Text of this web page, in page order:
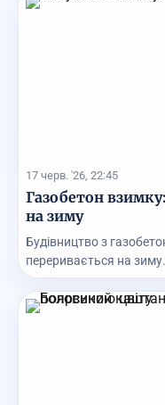
17 черв. '26, 22:45
Газобетон
на зиму
Будівництво з
переривається на